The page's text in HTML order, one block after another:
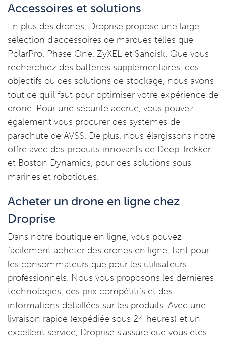
Accessoires et solutions
En plus des drones, Droprise propose une large
sélection d'accessoires de marques telles que
PolarPro, Phase One, ZyXEL et Sandisk. Que vous
recherchiez des batteries supplémentaires, des
objectifs ou des solutions de stockage, nous avons
tout ce qu'il faut pour optimiser votre expérience de
drone. Pour une sécurité accrue, vous pouvez
également vous procurer des systèmes de
parachute de AVSS. De plus, nous élargissons notre
offre avec des produits innovants de Deep Trekker
et Boston Dynamics, pour des solutions sous-
marines et robotiques.
Acheter un drone en ligne chez
Droprise
Dans notre boutique en ligne, vous pouvez
facilement acheter des drones en ligne, tant pour
les consommateurs que pour les utilisateurs
professionnels. Nous vous proposons les dernières
technologies, des prix compétitifs et des
informations détaillées sur les produits. Avec une
livraison rapide (expédiée sous 24 heures) et un
excellent service, Droprise s'assure que vous êtes